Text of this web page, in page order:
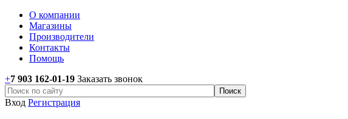
О компании
Магазины
Производители
Контакты
Помощь
+7 903 162-01-19 Заказать звонок
Вход Регистрация